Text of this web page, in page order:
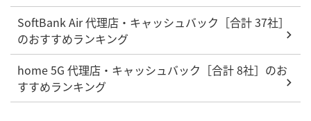
SoftBank Air 代理店・キャッシュバック［合計 37社］
のおすすめランキング
home 5G 代理店・キャッシュバック［合計 8社］のお
すすめランキング